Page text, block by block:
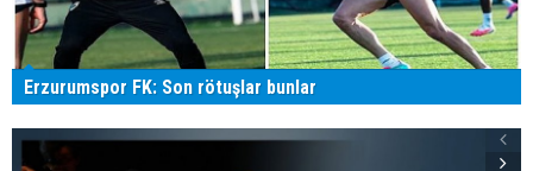
Erzurumspor FK: Son rötuşlar bunlar